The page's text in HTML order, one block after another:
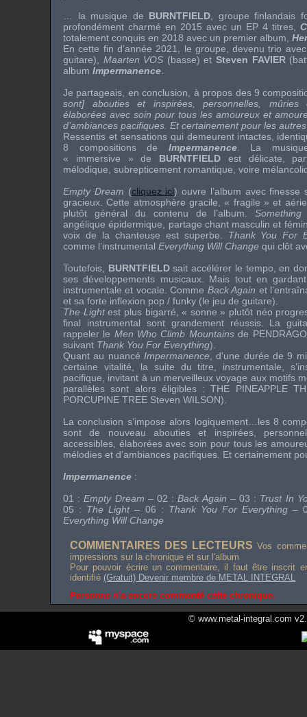
… la musique de BURNTFIELD , groupe finlandais
profondément charmé en 2015 avec un EP 4 titres,
totalement conquis en 2018 avec un premier album,
En cette fin d’année 2021, le groupe, devenu trio
guitare), Maarten VOS (basse) etSteven FAVIER
album Impermanence
Je partageais, en conclusion, à propos des 9
sont] abouties et inspirées, personnelles, mûries
élaborées avec soin pour tous les amoureux et
d’ambiances pacifiques. Et certainement pour les
Ressentis et sensations qui demeurent intactes,
8 compositions de Impermanence. La
« immersive » de BURNTFIELD est délicate,
mélodique, subrepticement romantique, voire
Empty Dream (cliquez ici) ouvre l’album avec
gracieux. Cette atmosphère gracile, « fragile » et
plutôt général du contenu de l’album.Something
angélique épidermique, partage chant masculin et
voix de la chanteuse est superbe. Thank You For
comme l’instrumental Everything Will Change qui clôt
Toutefois, BURNTFIELDsait accélérer le tempo, en
ses développements musicaux. Mais tout en
instrumentale et vocale. Comme Back Again et
et sa forte inflexion pop / funky (le jeu de guitare).
The Lightest plus bigarré, « sonne » plutôt néo
final instrumental sont grandement réussis. La
rappeler le Men Who Climb Mountainsde
suivant Thank You For Everything).
Quant au nuancé Impermanence , d’une durée de 9
certaine vitalité, la suite du titre, instrumentale,
pacifique, invitant à un merveilleux voyage aux motifs
parallèles sont alors éligibles : THE PINEAPPLE
PORCUPINE TREE Steven WILSON).
La conclusion s’impose alors logiquement…les 8
sont de nouveau abouties et inspirées,
accessibles, élaborées avec soin pour tous les
mélodies et d’ambiances pacifiques. Et certainement
Impermanence :
01 : Empty Dream – 02 :Back Again – 03 : Trust In
05 : The Light– 06 : Thank You For Everything –
Everything Will Change
COMMENTAIRES DES LECTEURS Vos
impressions sur la chronique et sur l'album
Pour pouvoir écrire un commentaire, il faut être inscrit
identifié (Gratuit) Devenir membre de METAL INTEGRAL
Personne n'a encore commenté cette chronique.
© www.metal-integral.com